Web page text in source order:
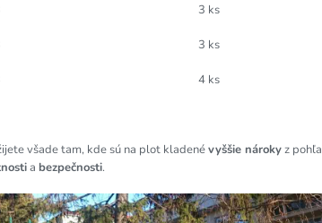
3 ks
3 ks
4 ks
všade tam, kde sú na plot kladenévyššie nárokyz
a bezpečnosti.